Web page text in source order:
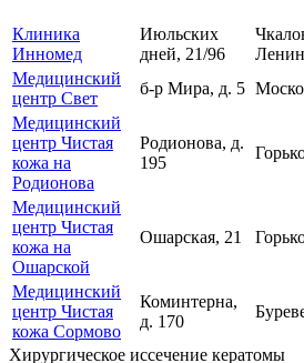
Клиника
Инномед
Июльских
дней, 21/96
Медицинский
центр Свет
б-р Мира, д. 5
Медицинский
центр Чистая
кожа на
Родионова
Родионова, д.
195
Медицинский
центр Чистая
кожа на
Ошарской
Ошарская, 21
Медицинский
центр Чистая
кожа Сормово
Коминтерна,
д. 170
Хирургическое иссечение кератомы